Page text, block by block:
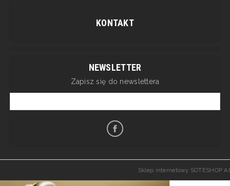
KONTAKT
NEWSLETTER
Zapisz się do newslettera
Sklep internetowy SOTESHOP AI